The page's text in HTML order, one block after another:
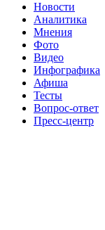
Новости
Аналитика
Мнения
Фото
Видео
Инфографика
Афиша
Тесты
Вопрос-ответ
Пресс-центр